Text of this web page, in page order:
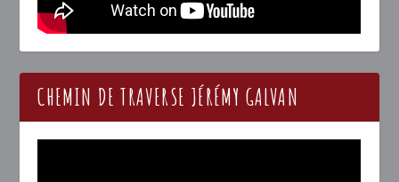
CHEMIN DE TRAVERSE JÉRÉMY GALVAN